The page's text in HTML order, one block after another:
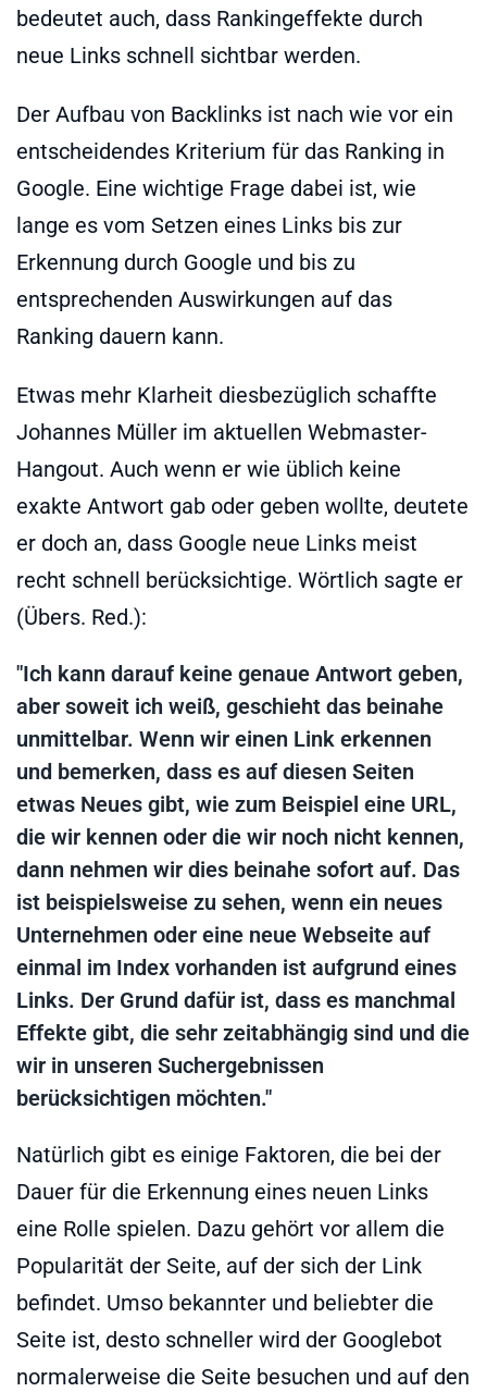
bedeutet auch, dass Rankingeffekte durch
neue Links schnell sichtbar werden.
Der Aufbau von Backlinks ist nach wie vor ein
entscheidendes Kriterium für das Ranking in
Google. Eine wichtige Frage dabei ist, wie
lange es vom Setzen eines Links bis zur
Erkennung durch Google und bis zu
entsprechenden Auswirkungen auf das
Ranking dauern kann.
Etwas mehr Klarheit diesbezüglich schaffte
Johannes Müller im aktuellen Webmaster-
Hangout. Auch wenn er wie üblich keine
exakte Antwort gab oder geben wollte, deutete
er doch an, dass Google neue Links meist
recht schnell berücksichtige. Wörtlich sagte er
(Übers. Red.):
"Ich kann darauf keine genaue Antwort geben,
aber soweit ich weiß, geschieht das beinahe
unmittelbar. Wenn wir einen Link erkennen
und bemerken, dass es auf diesen Seiten
etwas Neues gibt, wie zum Beispiel eine URL,
die wir kennen oder die wir noch nicht kennen,
dann nehmen wir dies beinahe sofort auf. Das
ist beispielsweise zu sehen, wenn ein neues
Unternehmen oder eine neue Webseite auf
einmal im Index vorhanden ist aufgrund eines
Links. Der Grund dafür ist, dass es manchmal
Effekte gibt, die sehr zeitabhängig sind und die
wir in unseren Suchergebnissen
berücksichtigen möchten."
Natürlich gibt es einige Faktoren, die bei der
Dauer für die Erkennung eines neuen Links
eine Rolle spielen. Dazu gehört vor allem die
Popularität der Seite, auf der sich der Link
befindet. Umso bekannter und beliebter die
Seite ist, desto schneller wird der Googlebot
normalerweise die Seite besuchen und auf den